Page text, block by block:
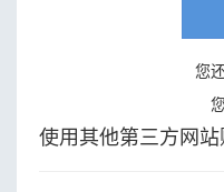
您
使用其他第三方网